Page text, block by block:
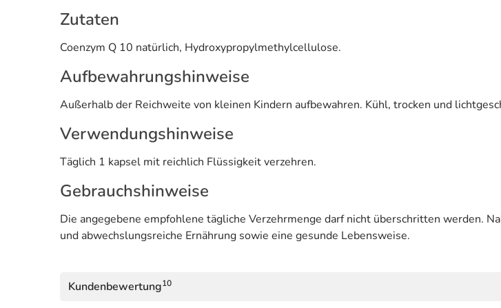
Zutaten
Coenzym Q 10 natürlich, Hydroxypropylmethylcellulose.
Aufbewahrungshinweise
Außerhalb der Reichweite von kleinen Kindern aufbewahren. Kühl, trocken und
Verwendungshinweise
Täglich 1 kapsel mit reichlich Flüssigkeit verzehren.
Gebrauchshinweise
Die angegebene empfohlene tägliche Verzehrmenge darf nicht überschritten werden.
und abwechslungsreiche Ernährung sowie eine gesunde Lebensweise.
Kundenbewertung10